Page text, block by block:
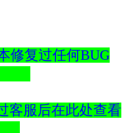
修复过任何BUG
客服后在此处查看